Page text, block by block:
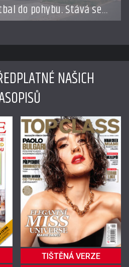
do pohybu. Stává se
NAŠICH
TIŠTĚNÁ VERZE